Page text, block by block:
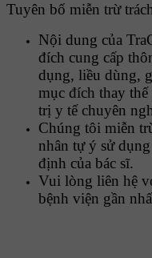
Tuyên bố miễn trừ
Nội dung của
đích cung cấp
dụng, liều dùng,
mục đích thay
trị y tế chuyên
Chúng tôi miễn
nhân tự ý sử
định của bác sĩ.
Vui lòng liên hệ
bệnh viện gần